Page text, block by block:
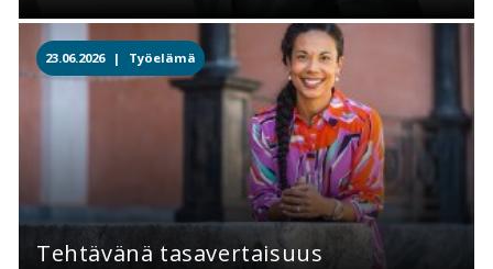
23.06.2026 | Työelämä
Tehtävänä tasavertaisuus